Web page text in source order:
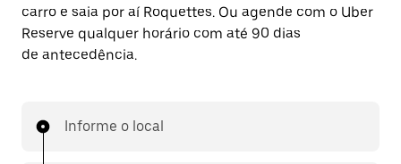
carro e saia por aí Roquettes. Ou agende com o Uber
Reserve qualquer horário com até 90 dias
de antecedência.
Informe o local